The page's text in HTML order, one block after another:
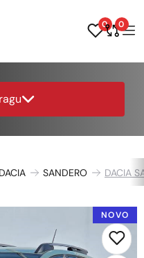
0 0
DACIA SANDERO DACIA
NOVO